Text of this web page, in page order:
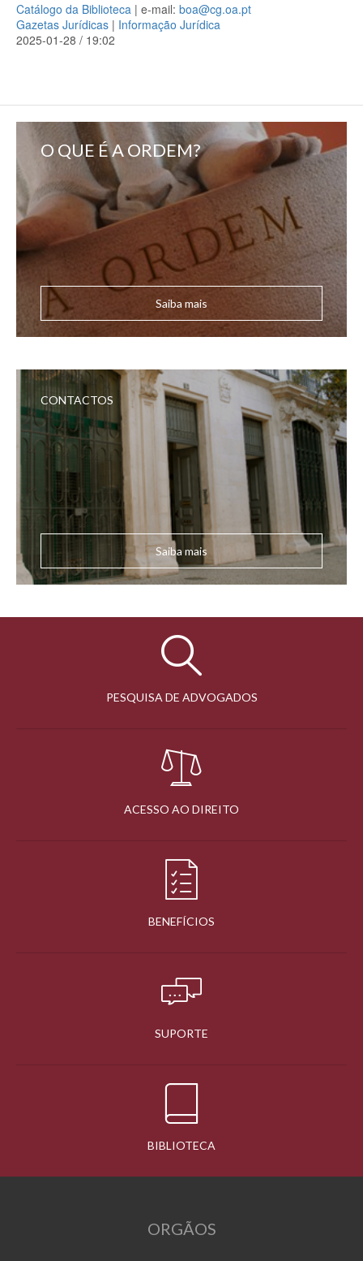
Catálogo da Biblioteca | e-mail: boa@cg.oa.pt
Gazetas Jurídicas | Informação Jurídica
2025-01-28 / 19:02
O QUE É A ORDEM?
Saiba mais
CONTACTOS
Saiba mais
PESQUISA DE ADVOGADOS
ACESSO AO DIREITO
BENEFÍCIOS
SUPORTE
BIBLIOTECA
ORGÃOS